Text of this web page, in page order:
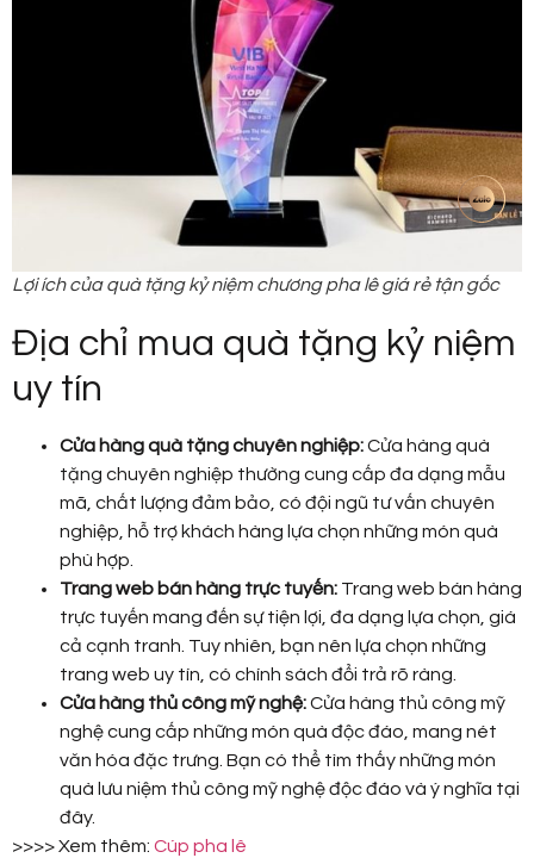
Lợi ích của quà tặng kỷ niệm chương pha lê giá rẻ tận gốc
Địa chỉ mua quà tặng kỷ niệm
uy tín
Cửa hàng quà tặng chuyên nghiệp:Cửa hàng quà
tặng chuyên nghiệp thường cung cấp đa dạng mẫu
mã, chất lượng đảm bảo, có đội ngũ tư vấn chuyên
nghiệp, hỗ trợ khách hàng lựa chọn những món quà
phù hợp.
Trang web bán hàng trực tuyến: Trang web bán hàng
trực tuyến mang đến sự tiện lợi, đa dạng lựa chọn, giá
cả cạnh tranh. Tuy nhiên, bạn nên lựa chọn những
trang web uy tín, có chính sách đổi trả rõ ràng.
Cửa hàng thủ công mỹ nghệ:Cửa hàng thủ công mỹ
nghệ cung cấp những món quà độc đáo, mang nét
văn hóa đặc trưng. Bạn có thể tìm thấy những món
quà lưu niệm thủ công mỹ nghệ độc đáo và ý nghĩa tại
đây.
>>>> Xem thêm: Cúp pha lê